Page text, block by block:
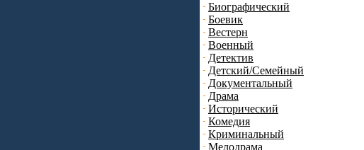
Биографический
Боевик
Вестерн
Военный
Детектив
Детский/Семейный
Документальный
Драма
Исторический
Комедия
Криминальный
Мелодрама